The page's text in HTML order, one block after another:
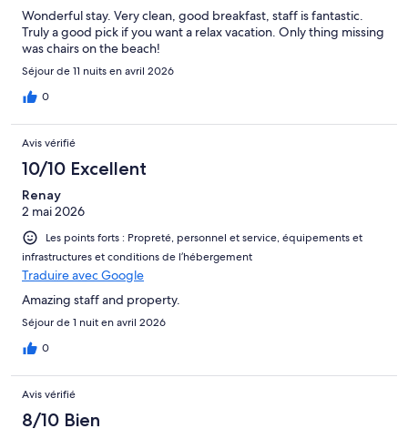
Wonderful stay. Very clean, good breakfast, staff is fantastic.
Truly a good pick if you want a relax vacation. Only thing missing
was chairs on the beach!
Séjour de 11 nuits en avril 2026
0
Avis vérifié
10/10 Excellent
Renay
2 mai 2026
Les points forts : Propreté, personnel et service, équipements et
infrastructures et conditions de l’hébergement
Traduire avec Google
Amazing staff and property.
Séjour de 1 nuit en avril 2026
0
Avis vérifié
8/10 Bien